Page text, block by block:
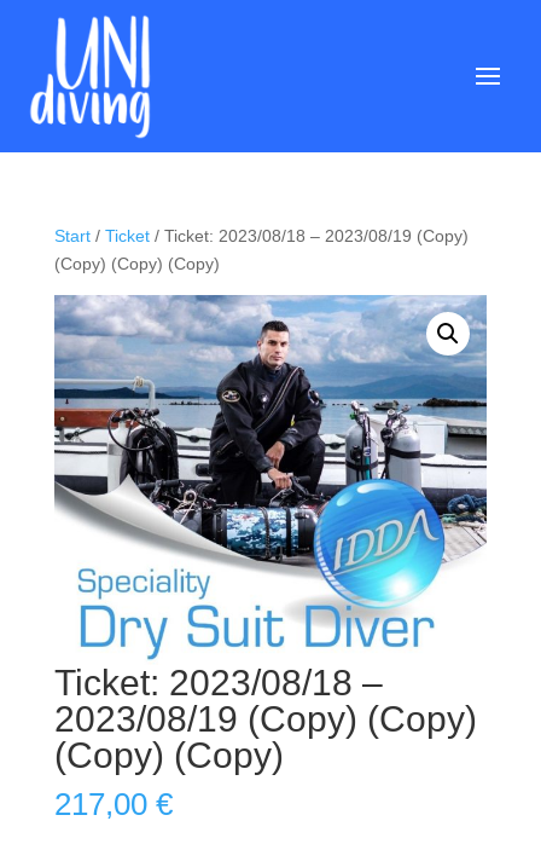
Start/ Ticket/ Ticket: 2023/08/18 – 2023/08/19 (Copy)
(Copy) (Copy) (Copy)
Ticket: 2023/08/18 –
2023/08/19 (Copy) (Copy)
(Copy) (Copy)
217,00 €